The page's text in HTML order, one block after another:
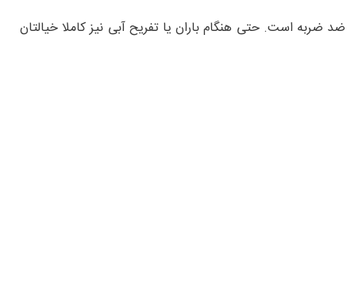
است. حتی هنگام باران یا تفریح آبی نیز کاملا خیالتان